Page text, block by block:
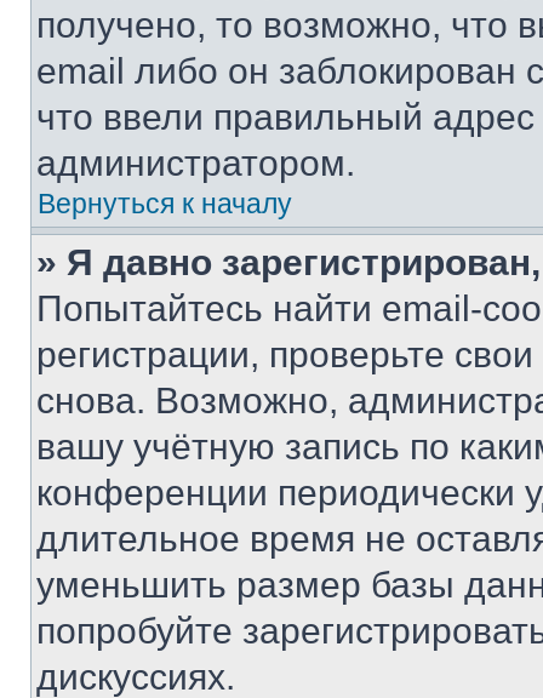
получено, то возможно, что
email либо он
что ввели правильный адрес
администратором.
Вернуться к началу
» Я давно
Попытайтесь найти email-
регистрации, проверьте
снова. Возможно,
вашу учётную запись по
конференции периодически
длительное время не
уменьшить размер базы
попробуйте
дискуссиях.